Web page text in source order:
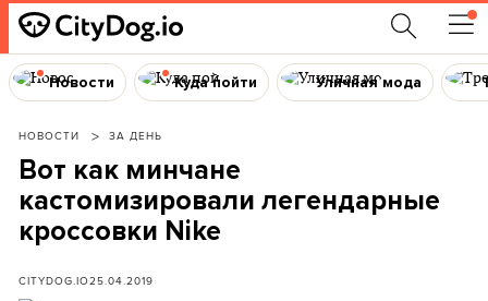
Новости Куда пойти Уличная мода
НОВОСТИ ЗА ДЕНЬ
Вот как минчане
кастомизировали легендарные
кроссовки Nike
CITYDOG.IO25.04.2019